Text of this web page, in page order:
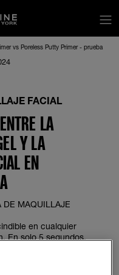
vs Poreless Putty Primer - prueba
FACIAL
LA
Y LA
EN
DE MAQUILLAJE
en cualquier
En solo 5 segundos,
antes de aplicar la